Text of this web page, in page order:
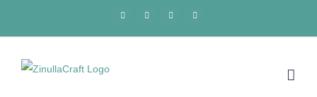
FacebookInstagramPinterestBlogger